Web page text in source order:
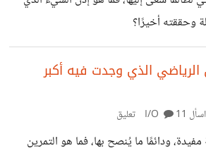
كيف أن المعرفة قد
وحققته أخيرًا؟
الرياضي الذي وجدت فيه أكبر
اسأل I/O 11 تعليق
ودائمًا ما يُنصح بها، فما هو التمرين